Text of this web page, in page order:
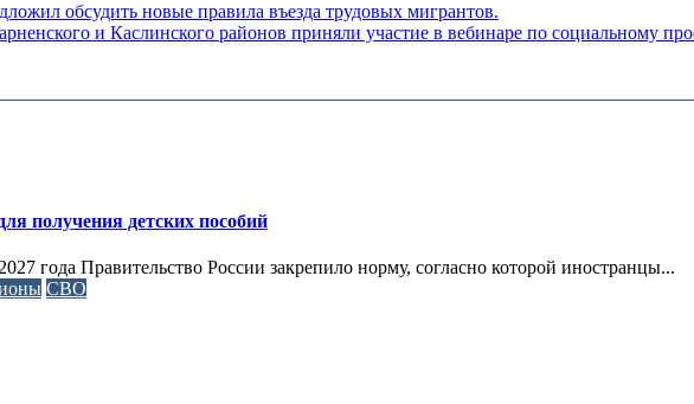
обсудить новые правила въезда трудовых мигрантов.
и Каслинского районов приняли участие в вебинаре по социальному
получения детских пособий
года Правительство России закрепило норму, согласно которой иностранцы...
СВО